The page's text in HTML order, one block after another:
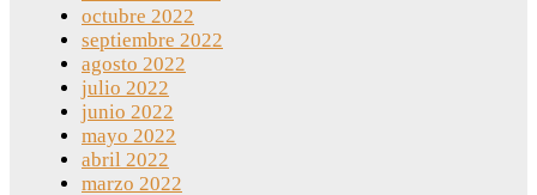
octubre 2022
septiembre 2022
agosto 2022
julio 2022
junio 2022
mayo 2022
abril 2022
marzo 2022